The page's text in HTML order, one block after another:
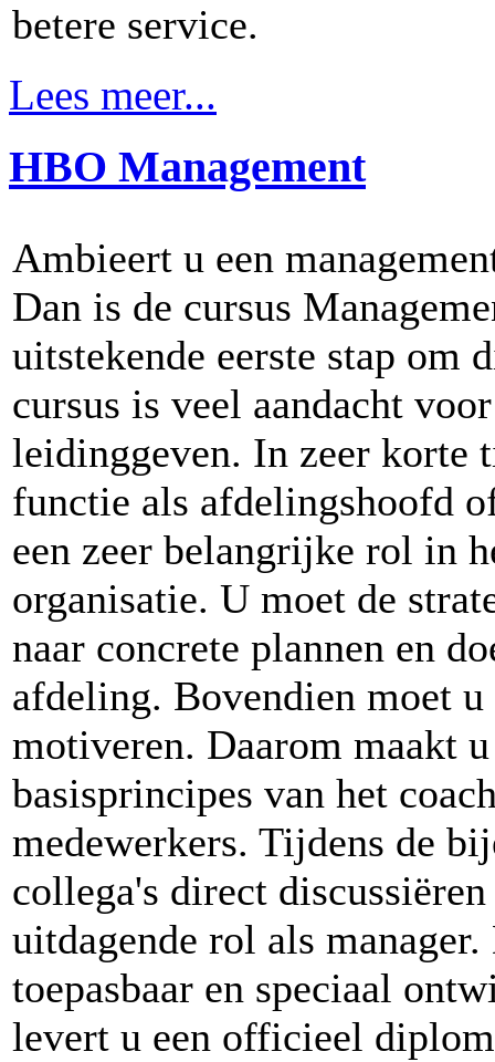
betere service.
Lees meer...
HBO Management
Ambieert u een
Dan is de cursus
uitstekende eerste stap om
cursus is veel aandacht
leidinggeven. In zeer korte
functie als afdelingshoofd
een zeer belangrijke rol in
organisatie. U moet de
naar concrete plannen en
afdeling. Bovendien moet
motiveren. Daarom maakt
basisprincipes van het
medewerkers. Tijdens de
collega's direct
uitdagende rol als
toepasbaar en speciaal
levert u een officieel